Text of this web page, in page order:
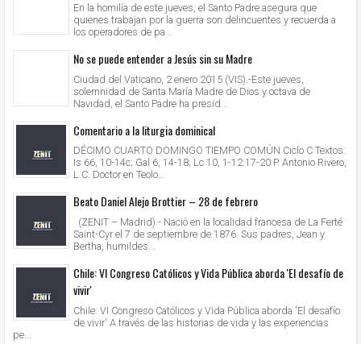
En la homilía de este jueves, el Santo Padre asegura que
quienes trabajan por la guerra son delincuentes y recuerda a
los operadores de pa...
No se puede entender a Jesús sin su Madre
Ciudad del Vaticano, 2 enero 2015 (VIS).-Este jueves,
solemnidad de Santa María Madre de Dios y octava de
Navidad, el Santo Padre ha presid...
Comentario a la liturgia dominical
DÉCIMO CUARTO DOMINGO TIEMPO COMÚN Ciclo C Textos:
Is 66, 10-14c; Gal 6, 14-18; Lc 10, 1-12.17-20 P. Antonio Rivero,
L.C. Doctor en Teolo...
Beato Daniel Alejo Brottier – 28 de febrero
(ZENIT – Madrid).- Nació en la localidad francesa de La Ferté
Saint-Cyr el 7 de septiembre de 1876. Sus padres, Jean y
Bertha, humildes...
Chile: VI Congreso Católicos y Vida Pública aborda 'El desafío de
vivir'
Chile: VI Congreso Católicos y Vida Pública aborda 'El desafío
de vivir' A través de las historias de vida y las experiencias
pe...